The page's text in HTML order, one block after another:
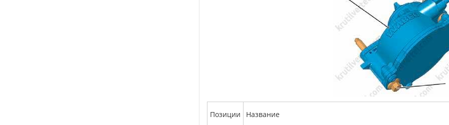
Позиции Название